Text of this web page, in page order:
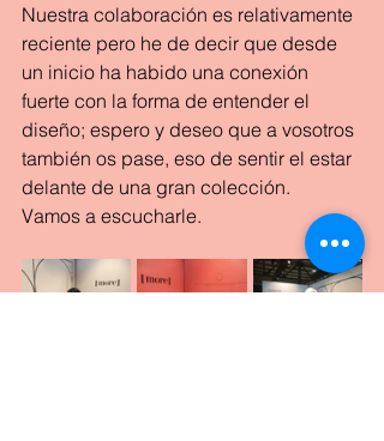
Nuestra colaboración es relativamente
reciente pero he de decir que desde
un inicio ha habido una conexión
fuerte con la forma de entender el
diseño; espero y deseo que a vosotros
también os pase, eso de sentir el estar
delante de una gran colección.
Vamos a escucharle.